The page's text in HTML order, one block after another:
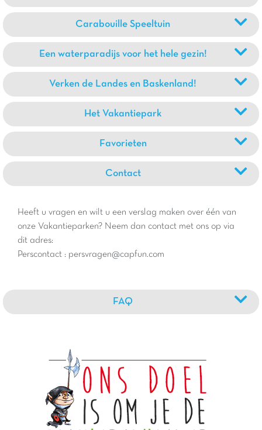
Carabouille Speeltuin
Een waterparadijs voor het hele gezin!
Verken de Landes en Baskenland!
Het Vakantiepark
Favorieten
Contact
Heeft u vragen en wilt u een verslag maken over één van
onze Vakantieparken? Neem dan contact met ons op via
dit adres:
Perscontact : persvragen@capfun.com
FAQ